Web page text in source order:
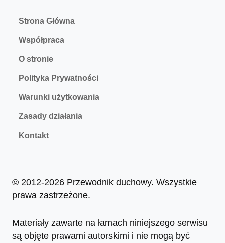
Strona Główna
Współpraca
O stronie
Polityka Prywatności
Warunki użytkowania
Zasady działania
Kontakt
© 2012-2026 Przewodnik duchowy. Wszystkie
prawa zastrzeżone.
Materiały zawarte na łamach niniejszego serwisu
są objęte prawami autorskimi i nie mogą być